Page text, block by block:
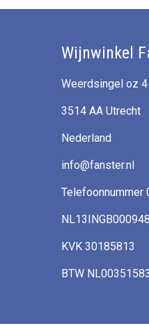
Wijnwinkel
Weerdsingel oz 4
3514 AA Utrecht
Nederland
info@fanster.nl
Telefoonnummer
KVK 30185813
BTW